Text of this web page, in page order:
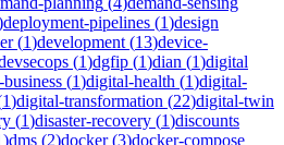
deployment-pipelines (1)design
(1)development (13)device-
(1)dgfip (1)dian (1)digital
(1)digital-health (1)digital-
1)digital-transformation (22)digital-twin
(1)disaster-recovery (1)discounts
)dms (2)docker(3)docker-compose